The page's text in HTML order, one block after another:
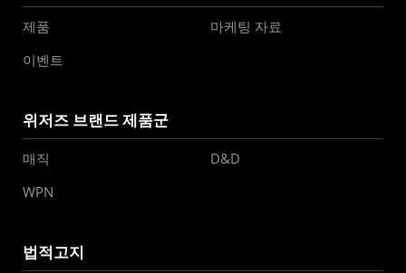
제품
마케팅 자료
이벤트
위저즈 브랜드 제품군
매직
D&D
WPN
법적고지